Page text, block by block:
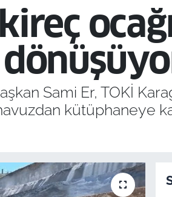
Sami Er, TOKİ
kütüphaneye